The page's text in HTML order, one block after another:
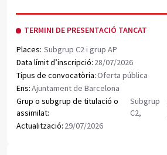
TERMINI DE PRESENTACIÓ TANCAT
Places: Subgrup C2 i grup AP
Data límit d’inscripció: 28/07/2026
Tipus de convocatòria:Oferta pública
Ens:Ajuntament de Barcelona
Grup o subgrup de titulació o
assimilat:
Subgrup
C2,
Actualització: 29/07/2026